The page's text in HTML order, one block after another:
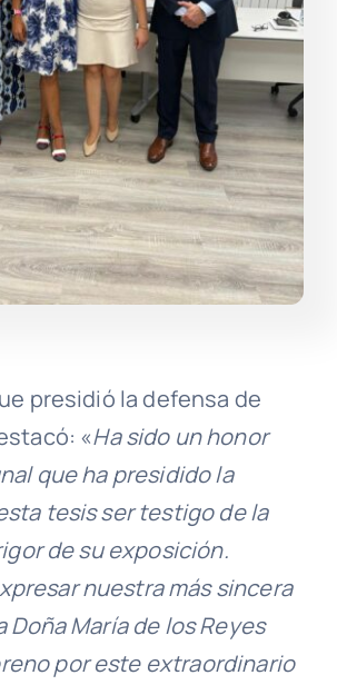
presidió la defensa de
«Ha sido un honor
que ha presidido la
tesis ser testigo de la
de su exposición.
nuestra más sincera
María de los Reyes
por este extraordinario